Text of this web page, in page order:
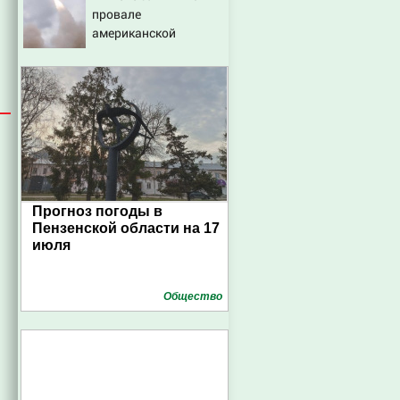
центрам 07/08/2026 –
Новости
провале
американской
лучника» против
России
Прогноз погоды в
Пензенской области на 17
июля
Общество